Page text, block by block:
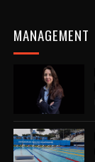
MANAGEMENT